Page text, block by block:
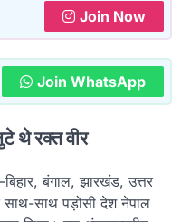
Join Now
Join WhatsApp
थे रक्त वीर
बंगाल, झारखंड, उत्तर
साथ पड़ोसी देश नेपाल